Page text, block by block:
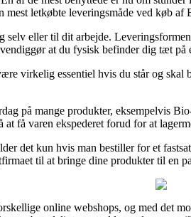
letkøbte leveringsmåde ved køb
eller til dit arbejde.
at du fysisk befinder dig tæt på
virkelig essentiel hvis du står og
på mange produkter, eksempelvis
få varen ekspederet forud for at
det kun hvis man bestiller for et
til at bringe dine produkter til en
online webshops, og med det